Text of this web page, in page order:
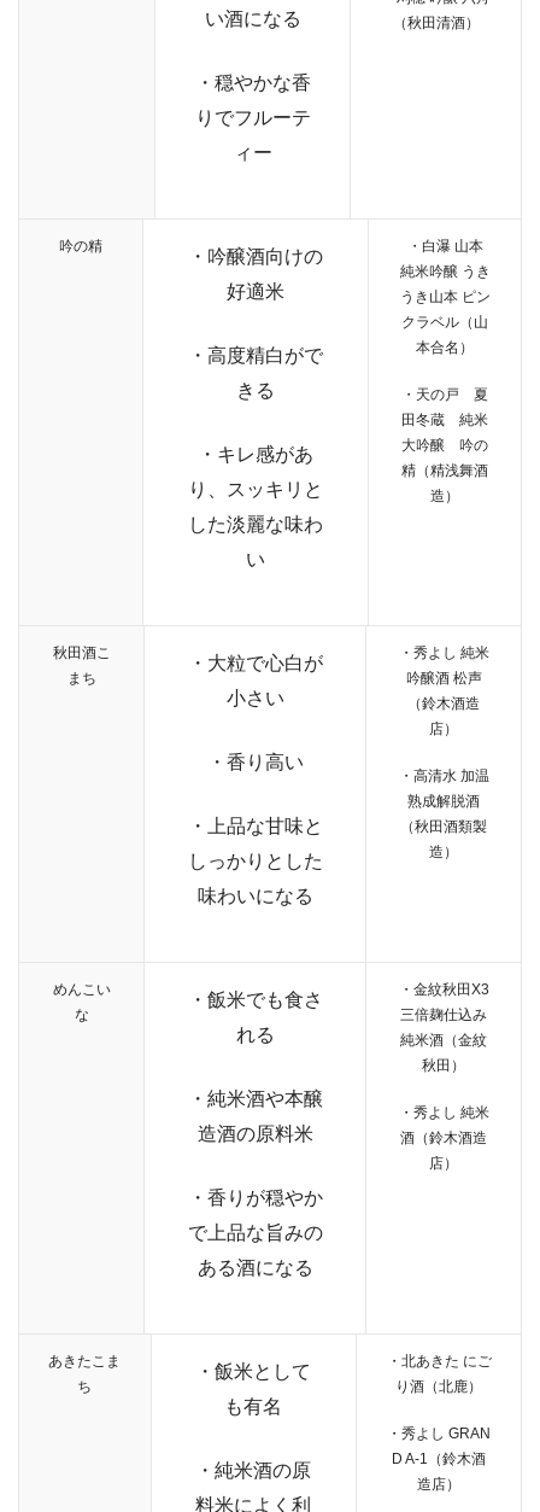
い酒になる
・穏やかな香
りでフルーテ
ィー
（秋田清酒）
吟の精
・吟醸酒向けの
好適米
・高度精白がで
きる
・キレ感があ
り、スッキリと
した淡麗な味わ
い
・白瀑 山本
純米吟醸 うき
うき山本 ピン
クラベル（山
本合名）
・天の戸 夏
田冬蔵 純米
大吟醸 吟の
精（精浅舞酒
造）
秋田酒こ
まち
・大粒で心白が
小さい
・香り高い
・上品な甘味と
しっかりとした
味わいになる
・秀よし 純米
吟醸酒 松声
（鈴木酒造
店）
・高清水 加温
熟成解脱酒
（秋田酒類製
造）
めんこい
な
・飯米でも食さ
れる
・純米酒や本醸
造酒の原料米
・香りが穏やか
で上品な旨みの
ある酒になる
・金紋秋田X3
三倍麹仕込み
純米酒（金紋
秋田）
・秀よし 純米
酒（鈴木酒造
店）
あきたこま
ち
・飯米として
も有名
・純米酒の原
料米によく利
・北あきた にご
り酒（北鹿）
・秀よし GRAN
D A-1（鈴木酒
造店）